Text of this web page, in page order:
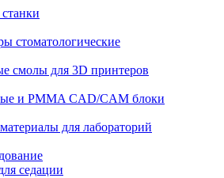
стоматологические
смолы для 3D принтеров
и PMMA CAD/CAM блоки
для лабораторий
седации